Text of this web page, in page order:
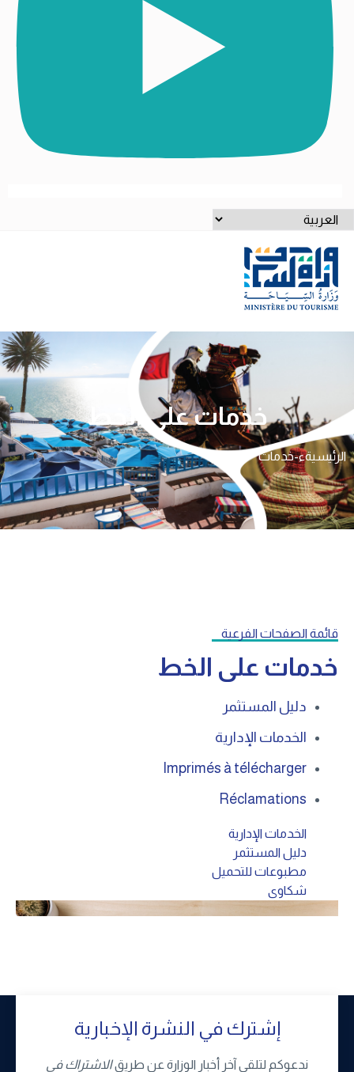
اختر
خدمات على الخط
الرئيسيةء-خدمات
قائمة الصفحات الفرعية
خدمات على الخط
دليل المستثمر
الخدمات الإدارية
Imprimés à télécharger
Réclamations
الخدمات الإدارية
دليل المستثمر
مطبوعات للتحميل
شكاوى
إشترك في النشرة الإخبارية
ندعوكم لتلقي آخر أخبار الوزارة عن طريقالاشتراك في